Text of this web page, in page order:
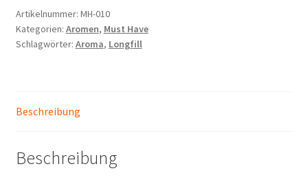
Artikelnummer: MH-010
Kategorien: Aromen, Must Have
Schlagwörter: Aroma, Longfill
Beschreibung
Beschreibung